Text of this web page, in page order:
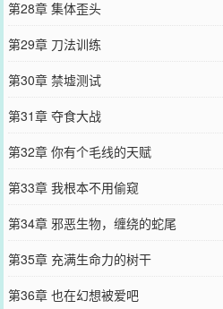
第28章 集体歪头
第29章 刀法训练
第30章 禁墟测试
第31章 夺食大战
第32章 你有个毛线的天赋
第33章 我根本不用偷窥
第34章 邪恶生物，缠绕的蛇尾
第35章 充满生命力的树干
第36章 也在幻想被爱吧